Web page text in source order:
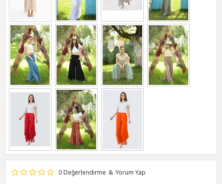
0 Değerlendirme & Yorum Yap